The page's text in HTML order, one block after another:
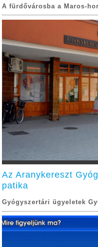
A fürdővárosba a Maros-
Az Aranykereszt
patika
Gyógyszertári ügyeletek